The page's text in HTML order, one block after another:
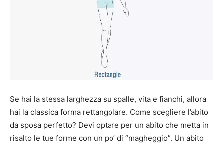
Se hai la stessa larghezza su spalle, vita e fianchi, allora
hai la classica forma rettangolare. Come scegliere l’abito
da sposa perfetto? Devi optare per un abito che metta in
risalto le tue forme con un po’ di “magheggio”. Un abito